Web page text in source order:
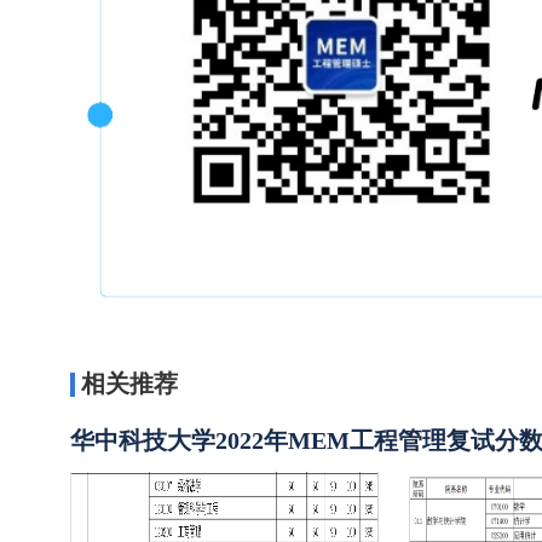
相关推荐
华中科技大学2022年MEM工程管理复试分